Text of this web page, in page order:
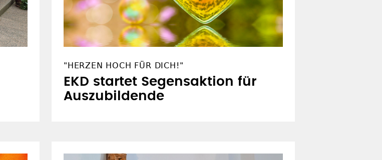
"HERZEN HOCH FÜR DICH!"
EKD startet Segensaktion für
Auszubildende